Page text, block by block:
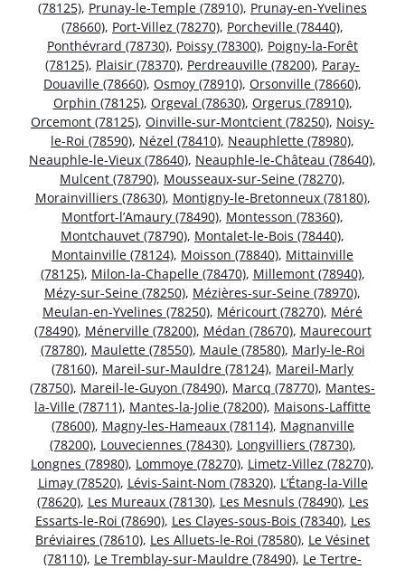
(78125), Prunay-le-Temple (78910), Prunay-en-Yvelines
(78660), Port-Villez (78270), Porcheville (78440),
Ponthévrard (78730), Poissy (78300), Poigny-la-Forêt
(78125), Plaisir (78370), Perdreauville (78200), Paray-
Douaville (78660), Osmoy (78910), Orsonville (78660),
Orphin (78125), Orgeval (78630), Orgerus (78910),
Orcemont (78125), Oinville-sur-Montcient (78250), Noisy-
le-Roi (78590), Nézel (78410), Neauphlette (78980),
Neauphle-le-Vieux (78640), Neauphle-le-Château (78640),
Mulcent (78790), Mousseaux-sur-Seine (78270),
Morainvilliers (78630), Montigny-le-Bretonneux (78180),
Montfort-l’Amaury (78490), Montesson (78360),
Montchauvet (78790), Montalet-le-Bois (78440),
Montainville (78124), Moisson (78840), Mittainville
(78125), Milon-la-Chapelle (78470), Millemont (78940),
Mézy-sur-Seine (78250), Mézières-sur-Seine (78970),
Meulan-en-Yvelines (78250), Méricourt (78270), Méré
(78490), Ménerville (78200), Médan (78670), Maurecourt
(78780), Maulette (78550), Maule (78580), Marly-le-Roi
(78160), Mareil-sur-Mauldre (78124), Mareil-Marly
(78750), Mareil-le-Guyon (78490), Marcq (78770), Mantes-
la-Ville (78711), Mantes-la-Jolie (78200), Maisons-Laffitte
(78600), Magny-les-Hameaux (78114), Magnanville
(78200), Louveciennes (78430), Longvilliers (78730),
Longnes (78980), Lommoye (78270), Limetz-Villez (78270),
Limay (78520), Lévis-Saint-Nom (78320), L’Étang-la-Ville
(78620), Les Mureaux (78130), Les Mesnuls (78490), Les
Essarts-le-Roi (78690), Les Clayes-sous-Bois (78340), Les
Bréviaires (78610), Les Alluets-le-Roi (78580), Le Vésinet
(78110), Le Tremblay-sur-Mauldre (78490), Le Tertre-